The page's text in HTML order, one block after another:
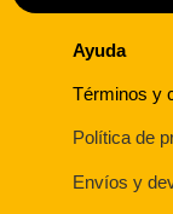
Ayuda
Términos y
Política de
Envíos y